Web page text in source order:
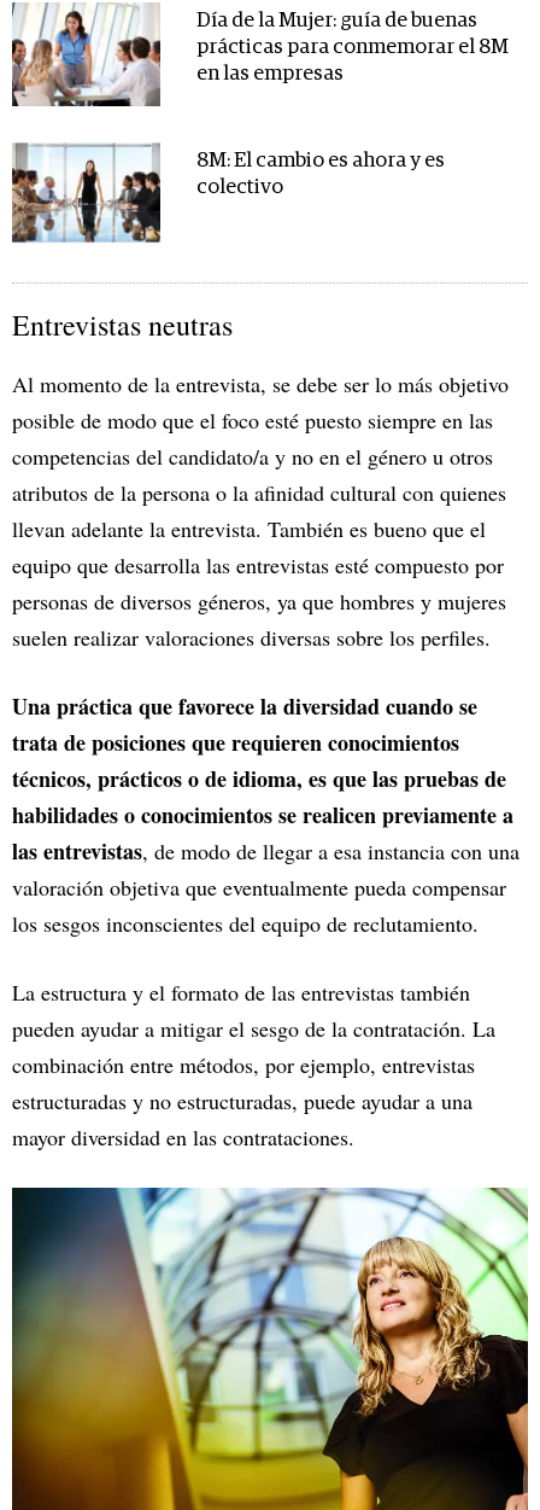
Día de la Mujer: guía de buenas
prácticas para conmemorar el 8M
en las empresas
8M: El cambio es ahora y es
colectivo
Entrevistas neutras
Al momento de la entrevista, se debe ser lo más objetivo
posible de modo que el foco esté puesto siempre en las
competencias del candidato/a y no en el género u otros
atributos de la persona o la afinidad cultural con quienes
llevan adelante la entrevista. También es bueno que el
equipo que desarrolla las entrevistas esté compuesto por
personas de diversos géneros, ya que hombres y mujeres
suelen realizar valoraciones diversas sobre los perfiles.
Una práctica que favorece la diversidad cuando se
trata de posiciones que requieren conocimientos
técnicos, prácticos o de idioma, es que las pruebas de
habilidades o conocimientos se realicen previamente a
las entrevistas, de modo de llegar a esa instancia con una
valoración objetiva que eventualmente pueda compensar
los sesgos inconscientes del equipo de reclutamiento.
La estructura y el formato de las entrevistas también
pueden ayudar a mitigar el sesgo de la contratación. La
combinación entre métodos, por ejemplo, entrevistas
estructuradas y no estructuradas, puede ayudar a una
mayor diversidad en las contrataciones.